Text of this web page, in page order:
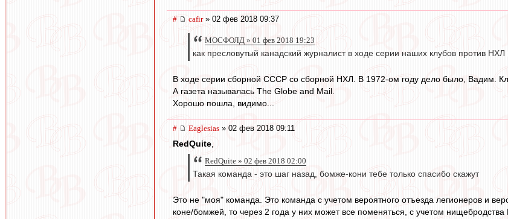
# cafir» 02 фев 2018 09:37
МОСФОЛД » 01 фев 2018 19:23
как пресловутый канадский журналист в ходе серии наших клубов против НХЛ
В ходе серии сборной СССР со сборной НХЛ. В 1972-ом году дело было, Вадим.
А газета называлась The Globe and Mail.
Хорошо пошла, видимо...
# Eaglesias » 02 фев 2018 09:11
RedQuite
RedQuite » 02 фев 2018 02:00
Такая команда - это шаг назад, бомже-кони тебе только спасибо скажут
Это не "моя" команда. Это команда с учетом вероятного отъезда легионеров и
коне/бомжей, то через 2 года у них может все поменяться, с учетом